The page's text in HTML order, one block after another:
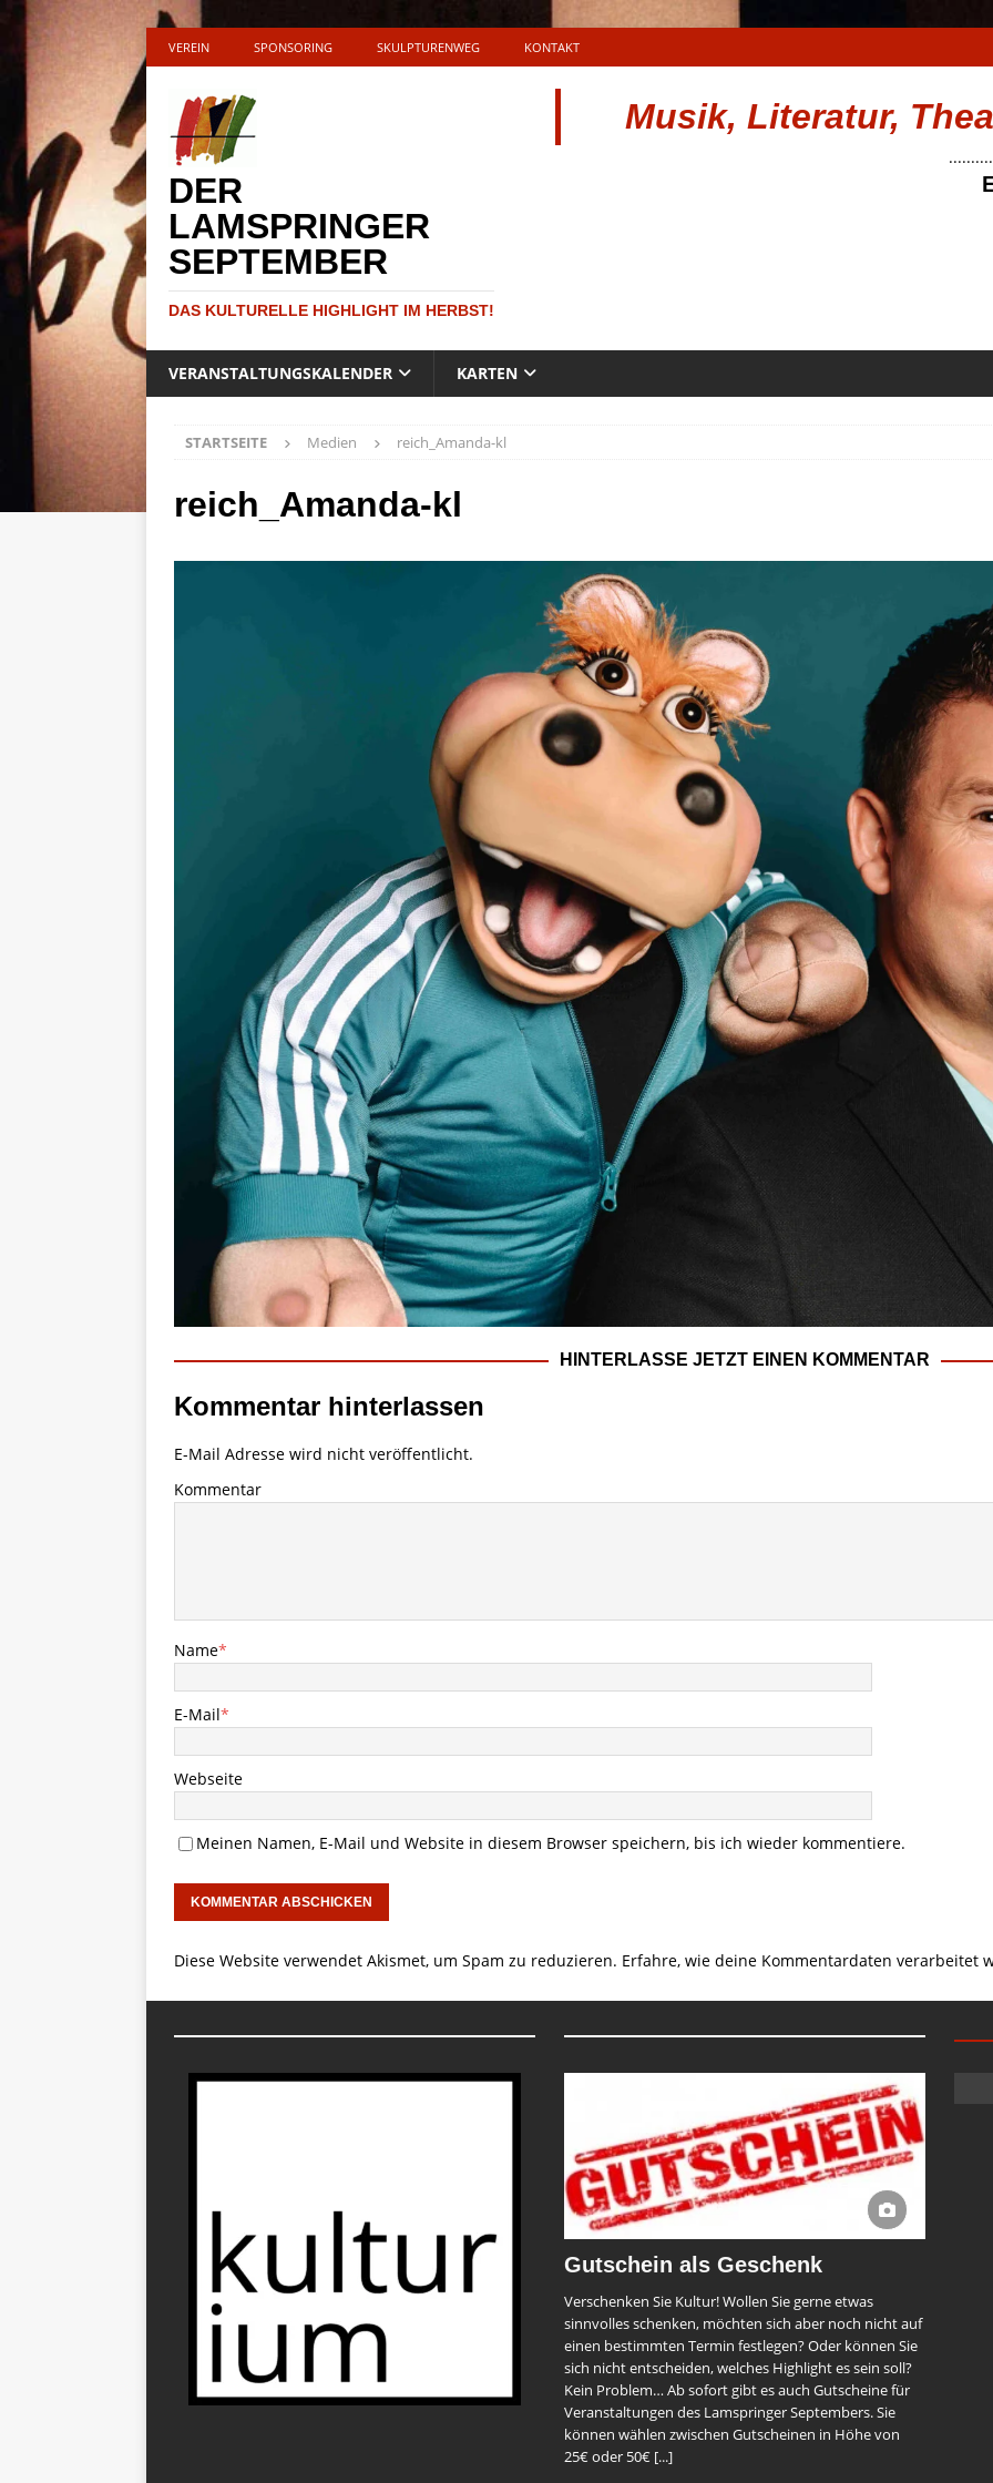
VEREIN SPONSORING SKULPTURENWEG KONTAKT
DER
LAMSPRINGER
SEPTEMBER
DAS KULTURELLE HIGHLIGHT IM HERBST!
Musik, Literatur,
VERANSTALTUNGSKALENDER KARTEN
STARTSEITE Medien reich_Amanda-kl
reich_Amanda-kl
HINTERLASSE JETZT EINEN KOMMENTAR
Kommentar hinterlassen
E-Mail Adresse wird nicht veröffentlicht.
Kommentar
Name*
E-Mail*
Webseite
Meinen Namen, E-Mail und Website in diesem Browser speichern, bis ich wieder kommentiere.
Diese Website verwendet Akismet, um Spam zu reduzieren. Erfahre, wie deine Kommentardaten verarbeitet
Gutschein als Geschenk
Verschenken Sie Kultur! Wollen Sie gerne etwas
sinnvolles schenken, möchten sich aber noch nicht auf
einen bestimmten Termin festlegen? Oder können Sie
sich nicht entscheiden, welches Highlight es sein soll?
Kein Problem… Ab sofort gibt es auch Gutscheine für
Veranstaltungen des Lamspringer Septembers. Sie
können wählen zwischen Gutscheinen in Höhe von
25€ oder 50€ [...]